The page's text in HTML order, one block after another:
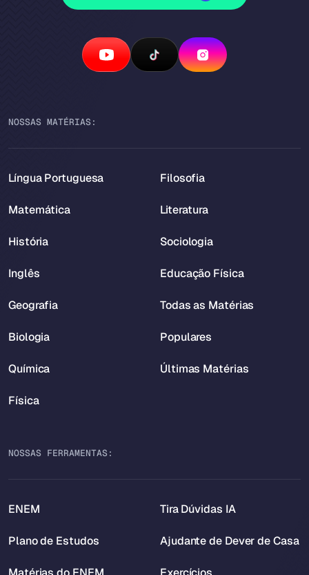
NOSSAS MATÉRIAS:
Língua Portuguesa
Matemática
História
Inglês
Geografia
Biologia
Química
Física
Filosofia
Literatura
Sociologia
Educação Física
Todas as Matérias
Populares
Últimas Matérias
NOSSAS FERRAMENTAS:
ENEM
Plano de Estudos
Tira Dúvidas IA
Ajudante de Dever de Casa